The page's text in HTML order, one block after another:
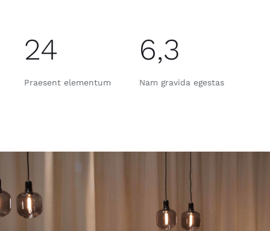
24
Praesent elementum
6,3
Nam gravida egestas